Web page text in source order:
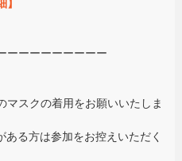
ーーーーーーーーー
マスクの着用をお願いいたしま
る方は参加をお控えいただく